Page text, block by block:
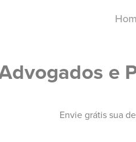
e
Envie grátis sua